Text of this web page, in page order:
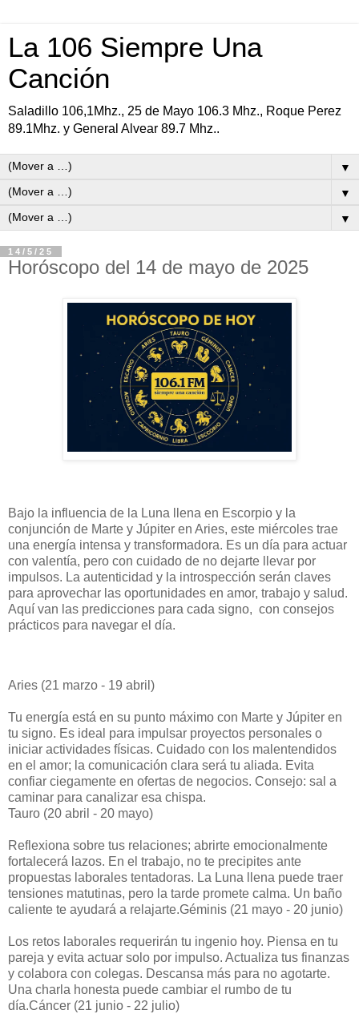
La 106 Siempre Una
Canción
Saladillo 106,1Mhz., 25 de Mayo 106.3 Mhz., Roque Perez
89.1Mhz. y General Alvear 89.7 Mhz..
▼
▼
▼
14/5/25
Horóscopo del 14 de mayo de 2025
Bajo la influencia de la Luna llena en Escorpio y la
conjunción de Marte y Júpiter en Aries, este miércoles trae
una energía intensa y transformadora. Es un día para actuar
con valentía, pero con cuidado de no dejarte llevar por
impulsos. La autenticidad y la introspección serán claves
para aprovechar las oportunidades en amor, trabajo y salud.
Aquí van las predicciones para cada signo, con consejos
prácticos para navegar el día.
Aries (21 marzo - 19 abril)
Tu energía está en su punto máximo con Marte y Júpiter en
tu signo. Es ideal para impulsar proyectos personales o
iniciar actividades físicas. Cuidado con los malentendidos
en el amor; la comunicación clara será tu aliada. Evita
confiar ciegamente en ofertas de negocios. Consejo: sal a
caminar para canalizar esa chispa.
Tauro (20 abril - 20 mayo)
Reflexiona sobre tus relaciones; abrirte emocionalmente
fortalecerá lazos. En el trabajo, no te precipites ante
propuestas laborales tentadoras. La Luna llena puede traer
tensiones matutinas, pero la tarde promete calma. Un baño
caliente te ayudará a relajarte.Géminis (21 mayo - 20 junio)
Los retos laborales requerirán tu ingenio hoy. Piensa en tu
pareja y evita actuar solo por impulso. Actualiza tus finanzas
y colabora con colegas. Descansa más para no agotarte.
Una charla honesta puede cambiar el rumbo de tu
día.Cáncer (21 junio - 22 julio)